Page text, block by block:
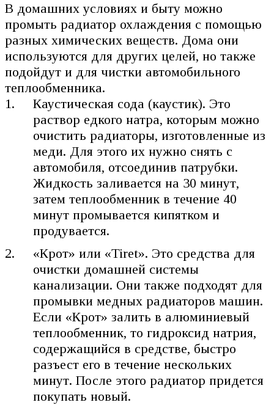
В домашних условиях и быту можно
промыть радиатор охлаждения с помощью
разных химических веществ. Дома они
используются для других целей, но также
подойдут и для чистки автомобильного
теплообменника.
Каустическая сода (каустик). Это
раствор едкого натра, которым можно
очистить радиаторы, изготовленные из
меди. Для этого их нужно снять с
автомобиля, отсоединив патрубки.
Жидкость заливается на 30 минут,
затем теплообменник в течение 40
минут промывается кипятком и
продувается.
«Крот» или «Tiret». Это средства для
очистки домашней системы
канализации. Они также подходят для
промывки медных радиаторов машин.
Если «Крот» залить в алюминиевый
теплообменник, то гидроксид натрия,
содержащийся в средстве, быстро
разъест его в течение нескольких
минут. После этого радиатор придется
покупать новый.